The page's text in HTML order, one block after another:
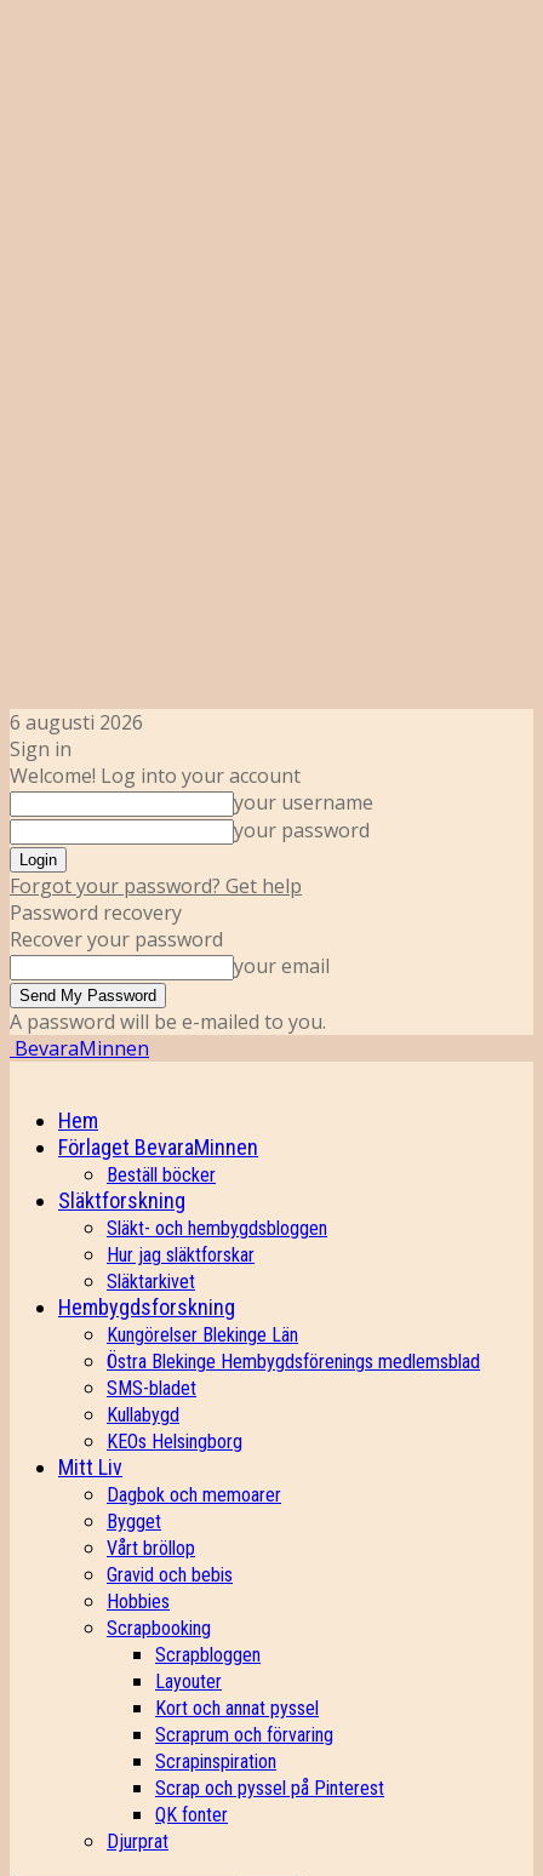
6 augusti 2026
Sign in
Welcome! Log into your account
your username
your password
Forgot your password? Get help
Password recovery
Recover your password
your email
A password will be e-mailed to you.
BevaraMinnen
Hem
Förlaget BevaraMinnen
Beställ böcker
Släktforskning
Släkt- och hembygdsbloggen
Hur jag släktforskar
Släktarkivet
Hembygdsforskning
Kungörelser Blekinge Län
Östra Blekinge Hembygdsförenings medlemsblad
SMS-bladet
Kullabygd
KEOs Helsingborg
Mitt Liv
Dagbok och memoarer
Bygget
Vårt bröllop
Gravid och bebis
Hobbies
Scrapbooking
Scrapbloggen
Layouter
Kort och annat pyssel
Scraprum och förvaring
Scrapinspiration
Scrap och pyssel på Pinterest
QK fonter
Djurprat